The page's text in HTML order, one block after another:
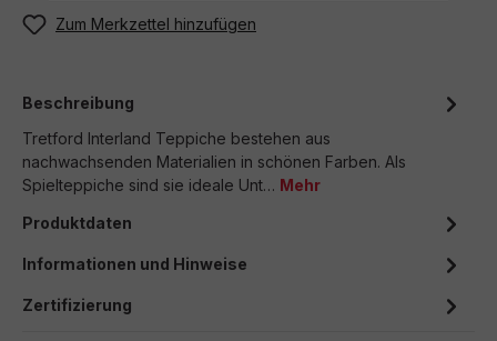
Zum Merkzettel hinzufügen
Beschreibung
Tretford Interland Teppiche bestehen aus
nachwachsenden Materialien in schönen Farben. Als
Spielteppiche sind sie ideale Unt… Mehr
Produktdaten
Informationen und Hinweise
Zertifizierung